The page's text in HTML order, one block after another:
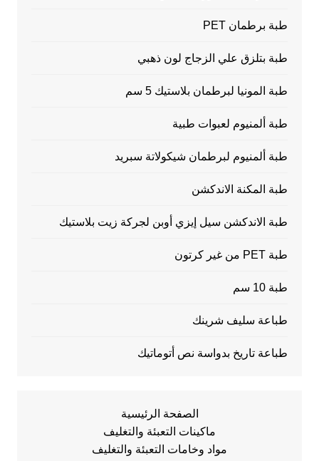
طبة برطمان PET
طبة بتلزق علي الزجاج لون ذهبي
طبة المونيا لبرطمان بلاستيك 5 سم
طبة ألمنيوم لعبوات طبية
طبة ألمنيوم لبرطمان شيكولاتة سبريد
طبة المكنة الاندكشن
طبة الاندكشن سيل إيزي أوبن لجركة زيت بلاستيك
طبة PET من غير كرتون
طبة 10 سم
طباعة سليف شرينك
طباعة تاريخ بدواسة نص أتوماتيك
الصفحة الرئيسية
ماكينات التعبئة والتغليف
مواد وخامات التعبئة والتغليف